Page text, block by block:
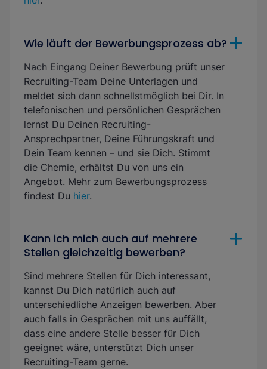
Wie läuft der Bewerbungsprozess ab?
Nach Eingang Deiner Bewerbung prüft unser
Recruiting-Team Deine Unterlagen und
meldet sich dann schnellstmöglich bei Dir. In
telefonischen und persönlichen Gesprächen
lernst Du Deinen Recruiting-
Ansprechpartner, Deine Führungskraft und
Dein Team kennen – und sie Dich. Stimmt
die Chemie, erhältst Du von uns ein
Angebot. Mehr zum Bewerbungsprozess
findest Du hier.
Kann ich mich auch auf mehrere
Stellen gleichzeitig bewerben?
Sind mehrere Stellen für Dich interessant,
kannst Du Dich natürlich auch auf
unterschiedliche Anzeigen bewerben. Aber
auch falls in Gesprächen mit uns auffällt,
dass eine andere Stelle besser für Dich
geeignet wäre, unterstützt Dich unser
Recruiting-Team gerne.